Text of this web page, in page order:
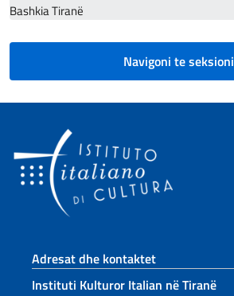
Bashkia Tiranë
Navigoni te seksioni
Footer section
Adresat dhe kontaktet
Instituti Kulturor Italian në Tiranë